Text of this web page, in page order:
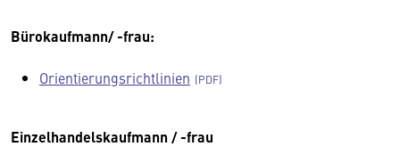
Bürokaufmann/ -frau:
Orientierungsrichtlinien
Einzelhandelskaufmann / -frau